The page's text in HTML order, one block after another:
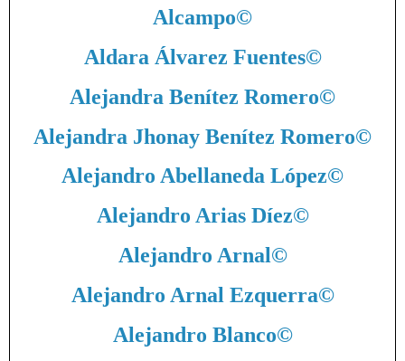
Alcampo©
Aldara Álvarez Fuentes©
Alejandra Benítez Romero©
Alejandra Jhonay Benítez Romero©
Alejandro Abellaneda López©
Alejandro Arias Díez©
Alejandro Arnal©
Alejandro Arnal Ezquerra©
Alejandro Blanco©